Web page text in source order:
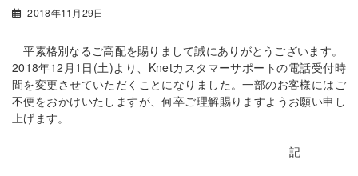
2018年11月29日
平素格別なるご高配を賜りまして誠にありがとうございます。
2018年12月1日(土)より、Knetカスタマーサポートの電話受付時
間を変更させていただくことになりました。一部のお客様にはご
不便をおかけいたしますが、何卒ご理解賜りますようお願い申し
上げます。
記